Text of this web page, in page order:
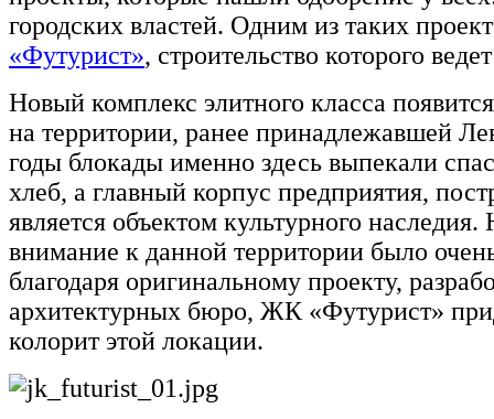
городских властей. Одним из таких
«Футурист», строительство которого
Новый комплекс элитного класса
на территории, ранее принадлежавшей
годы блокады именно здесь выпекали
хлеб, а главный корпус предприятия,
является объектом культурного наследия.
внимание к данной территории было
благодаря оригинальному проекту,
архитектурных бюро, ЖК «Футурист»
колорит этой локации.